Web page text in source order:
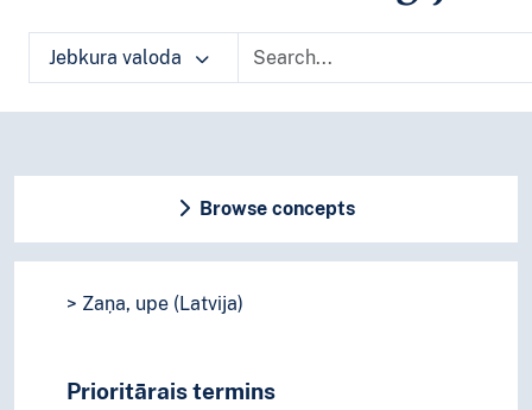
Jebkura valoda
Browse concepts
Zaņa, upe (Latvija)
Prioritārais termins